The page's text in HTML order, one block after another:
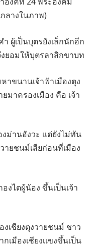
ลางในภาพ)
ผู้เป็นบุตรยังเล็กนักอีก
งยอมให้บุตรลาสิกขาบท
าขนานเจ้าฟ้าเมืองตุง
มาครองเมือง คือ เจ้า
ม่านอังวะ เเต่ยังไม่ทัน
ายชนม์เสียก่อนที่เมือง
งไตผู้น้อง ขึ้นเป็นเจ้า
เชียงตุงวายชนม์ ชาว
เมืองเชียงเเขงขึ้นเป็น